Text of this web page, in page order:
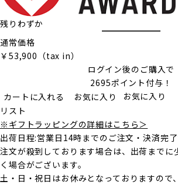
残りわずか
通常価格
￥ 53,900 （tax in）
ログイン後のご購入で
2695ポイント付与！
カートに入れる
お気に入り
お気に入り
リスト
※ギフトラッピングの詳細はこちら＞
出荷日程:営業日14時までのご注文・決済完了
注文が殺到しております場合は、出荷までに
く場合がございます。
土・日・祝日はお休みとなっておりますので